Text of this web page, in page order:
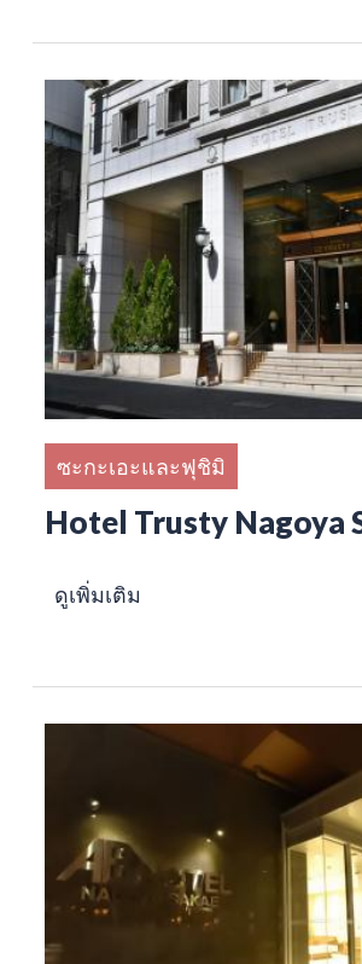
ซะกะเอะและฟุชิมิ
Hotel Trusty Nagoya
ดูเพิ่มเติม